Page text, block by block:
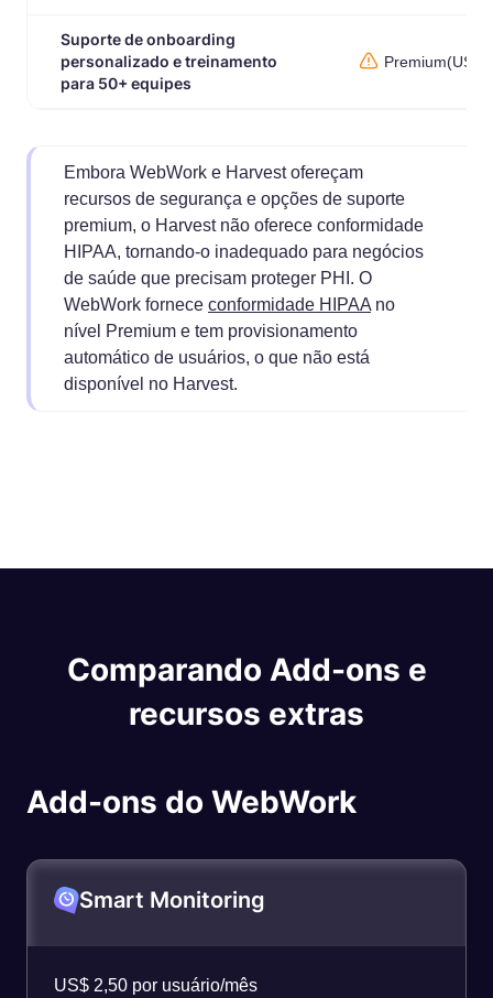
Suporte de onboarding
personalizado e treinamento
para 50+ equipes
Premium(US$
Embora WebWork e Harvest ofereçam
recursos de segurança e opções de suporte
premium, o Harvest não oferece conformidade
HIPAA, tornando-o inadequado para negócios
de saúde que precisam proteger PHI. O
WebWork fornece conformidade HIPAA no
nível Premium e tem provisionamento
automático de usuários, o que não está
disponível no Harvest.
Comparando Add-ons e
recursos extras
Add-ons do WebWork
Smart Monitoring
US$ 2,50 por usuário/mês